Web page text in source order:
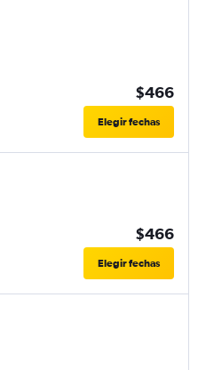
$466
Elegir fechas
$466
Elegir fechas